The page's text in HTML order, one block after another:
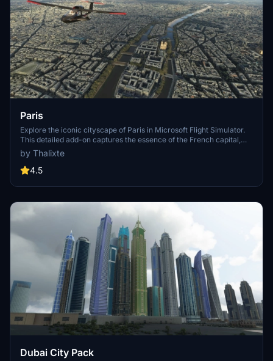
Paris
Explore the iconic cityscape of Paris in Microsoft Flight Simulator.
This detailed add-on captures the essence of the French capital,
featuring famous landmarks and architectural marvels. With
accurate GPS coordinates, immerse yourself in the beauty of Paris,
known for its historical significance and vibrant culture. Download
perspective.
by Thalixte
4.5
Dubai City Pack